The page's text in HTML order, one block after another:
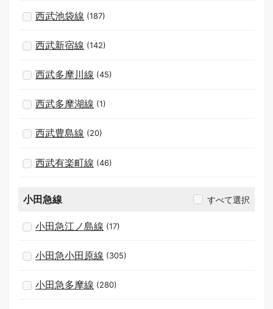
西武池袋線 (187)
西武新宿線 (142)
西武多摩川線 (45)
西武多摩湖線 (1)
西武豊島線 (20)
西武有楽町線 (46)
小田急線 すべて選択
小田急江ノ島線 (17)
小田急小田原線 (305)
小田急多摩線 (280)